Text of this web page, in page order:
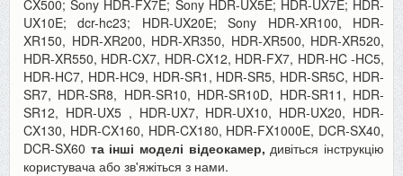
CX500; Sony HDR-FX7E; Sony HDR-UX5E; HDR-UX7E; HDR-
UX10E; dcr-hc23; HDR-UX20E; Sony HDR-XR100, HDR-
XR150, HDR-XR200, HDR-XR350, HDR-XR500, HDR-XR520,
HDR-XR550, HDR-CX7, HDR-CX12, HDR-FX7, HDR-HC -HC5,
HDR-HC7, HDR-HC9, HDR-SR1, HDR-SR5, HDR-SR5C, HDR-
SR7, HDR-SR8, HDR-SR10, HDR-SR10D, HDR-SR11, HDR-
SR12, HDR-UX5 , HDR-UX7, HDR-UX10, HDR-UX20, HDR-
CX130, HDR-CX160, HDR-CX180, HDR-FX1000E, DCR-SX40,
DCR-SX60 та інші моделі відеокамер, дивіться інструкцію
користувача або зв'яжіться з нами.